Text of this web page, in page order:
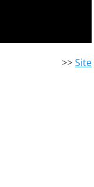
>>Site